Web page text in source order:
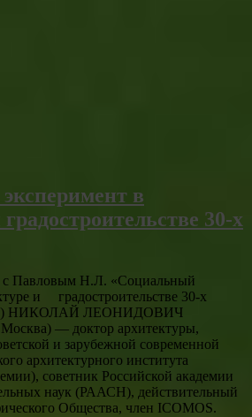
в
30-х
Павловым Н.Л. «Социальный
и градостроительстве 30-х
г.) НИКОЛАЙ ЛЕОНИДОВИЧ
— доктор архитектуры,
и зарубежной современной
архитектурного института
советник Российской академии
наук (РААСН), действительный
Общества, член ICOMOS.